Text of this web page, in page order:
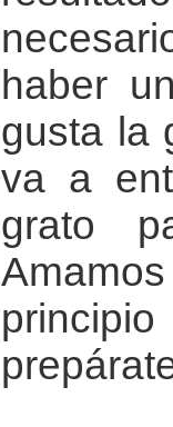
haber
gusta la
va a
grato